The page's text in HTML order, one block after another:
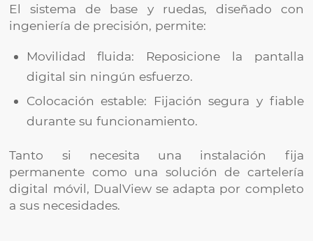
El sistema de base y ruedas, diseñado con
ingeniería de precisión, permite:
Movilidad fluida: Reposicione la pantalla
digital sin ningún esfuerzo.
Colocación estable: Fijación segura y fiable
durante su funcionamiento.
Tanto si necesita una instalación fija
permanente como una solución de cartelería
digital móvil, DualView se adapta por completo
a sus necesidades.